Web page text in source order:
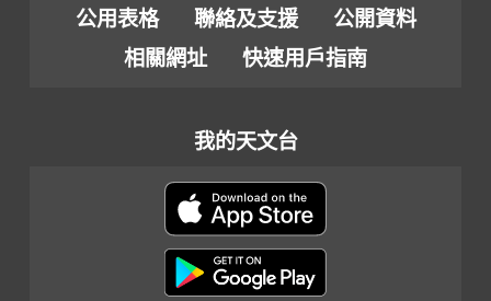
公用表格 聯絡及支援
公開資料
相關網址
快速用戶指南
我的天文台